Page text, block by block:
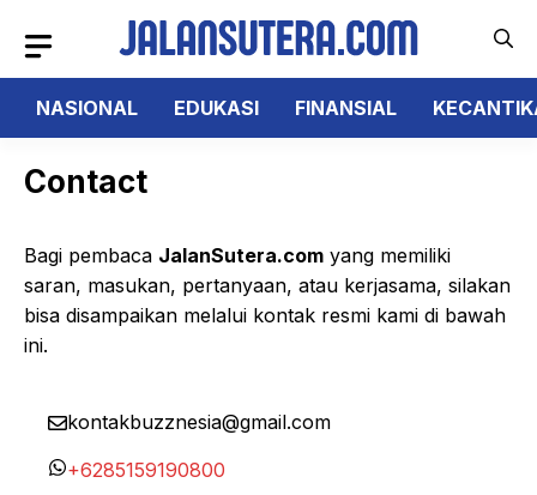
isi
NASIONAL
EDUKASI FINANSIAL
Contact
Bagi pembaca JalanSutera.com yang memiliki
saran, masukan, pertanyaan, atau kerjasama, silakan
bisa disampaikan melalui kontak resmi kami di bawah
ini.
kontakbuzznesia@gmail.com
+6285159190800